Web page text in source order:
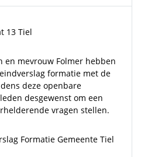
13 Tiel
en mevrouw Folmer hebben
formatie met de
deze openbare
desgewenst om een
vragen stellen.
Formatie Gemeente Tiel